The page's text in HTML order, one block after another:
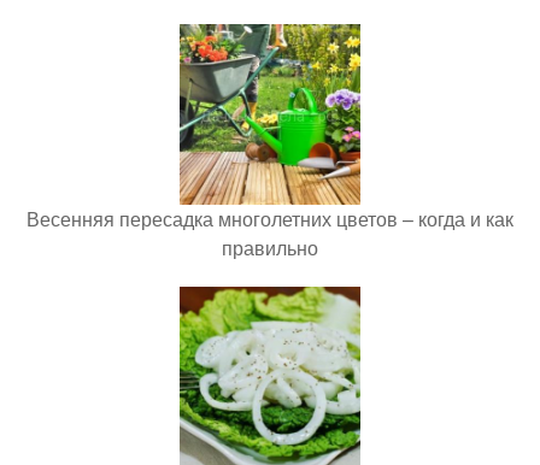
Весенняя пересадка многолетних цветов – когда и как
правильно